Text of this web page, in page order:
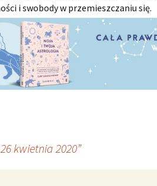
i swobody w przemieszczaniu się.
kwietnia 2020”